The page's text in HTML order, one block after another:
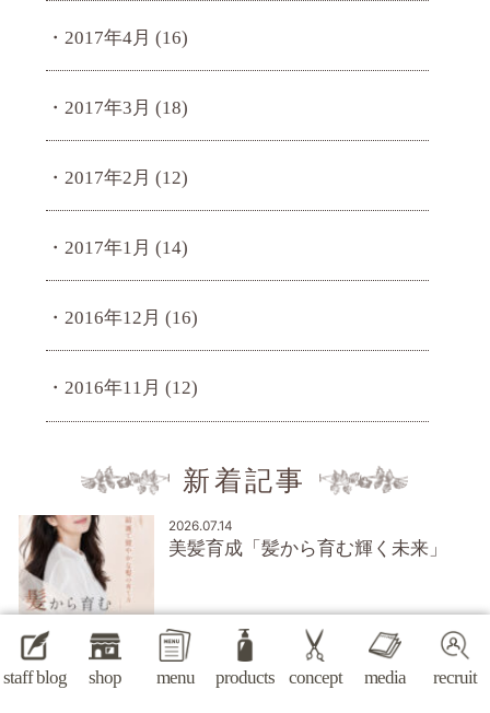
staff blog shop menu products concept media recruit
2017年4月 (16)
2017年3月 (18)
2017年2月 (12)
2017年1月 (14)
2016年12月 (16)
2016年11月 (12)
新着記事
2026.07.14
美髪育成「髪から育む輝く未来」
2025.12.16
セミオーダー ウイッグ始めました